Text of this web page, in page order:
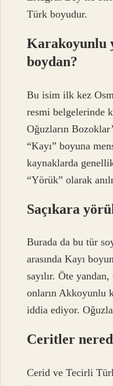
Türk boyudur.
Karakoyunlu
boydan?
Bu isim ilk kez
resmi belgelerinde
Oğuzların
“Kayı” boyuna
kaynaklarda
“Yörük” olarak
Saçıkara
Burada da bu tür
arasında Kayı
sayılır. Öte yandan,
onların Akkoyunlu
iddia ediyor.
Ceritler
Cerid ve Tecirli